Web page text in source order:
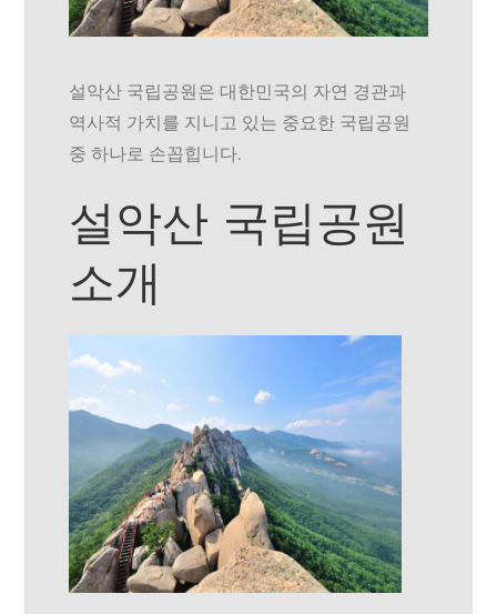
설악산 국립공원은 대한민국의 자연 경관과
역사적 가치를 지니고 있는 중요한 국립공원
중 하나로 손꼽힙니다.
설악산 국립공원
소개